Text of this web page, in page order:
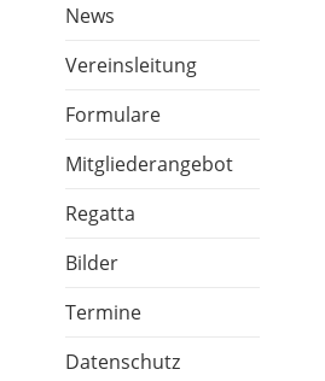
News
Vereinsleitung
Formulare
Mitgliederangebot
Regatta
Bilder
Termine
Datenschutz